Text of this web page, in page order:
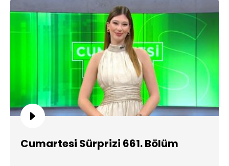
Cumartesi Sürprizi 661. Bölüm